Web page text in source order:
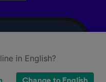
in English?